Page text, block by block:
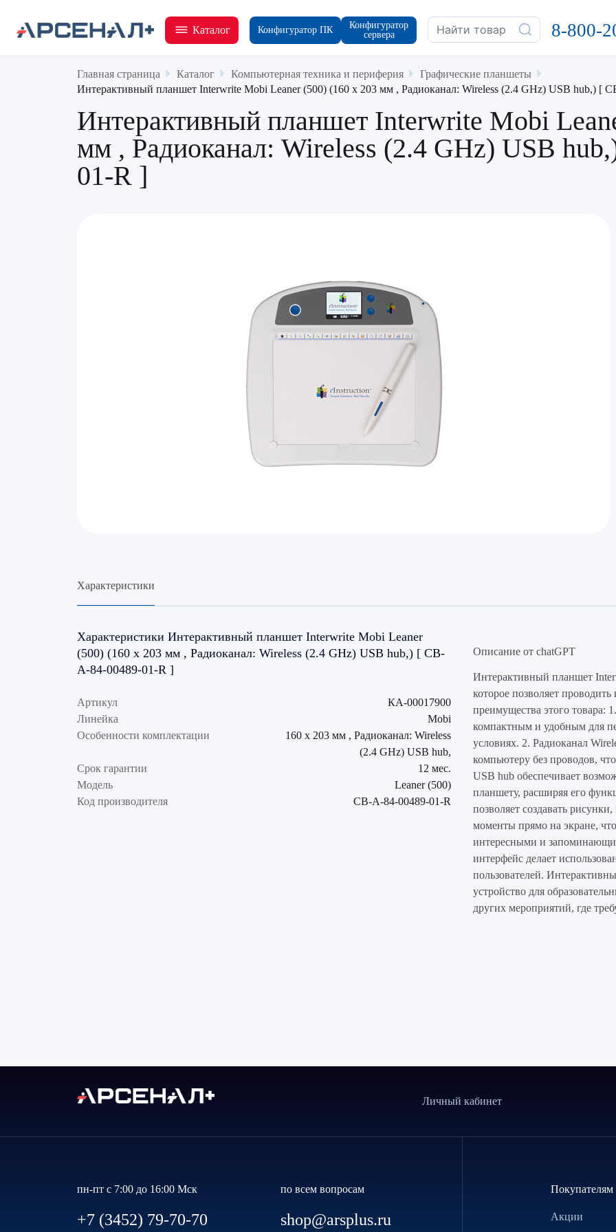
Каталог Конфигуратор ПК
Конфигуратор
сервера
8-800-
Главная страница Каталог Компьютерная техника и периферия
Графические планшеты
Интерактивный планшет Interwrite Mobi Leaner (500) (160 x 203 мм , Радиоканал: Wireless (2.4 GHz) USB hub,) [
Интерактивный планшет Interwrite Mobi
мм , Радиоканал: Wireless (2.4 GHz) USB
01-R ]
Характеристики
Характеристики Интерактивный планшет Interwrite Mobi Leaner
(500) (160 x 203 мм , Радиоканал: Wireless (2.4 GHz) USB hub,) [ CB-
A-84-00489-01-R ]
Артикул
КА-00017900
Линейка
Mobi
Особенности комплектации
160 x 203 мм , Радиоканал: Wireless
(2.4 GHz) USB hub,
Срок гарантии
12 мес.
Модель
Leaner (500)
Код производителя
CB-A-84-00489-01-R
Описание от chatGPT
Интерактивный планшет
которое позволяет
преимущества этого товара:
компактным и удобным для
условиях. 2. Радиоканал
компьютеру без проводов,
USB hub обеспечивает
планшету, расширяя его
позволяет создавать
моменты прямо на экране,
интересными и
интерфейс делает
пользователей.
устройство для
других мероприятий, где
Личный кабинет
пн-пт с 7:00 до 16:00 Мск
+7 (3452) 79-70-70
по всем вопросам
shop@arsplus.ru
Покупателям
Акции